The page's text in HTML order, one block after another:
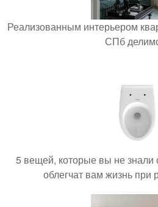
Реализованным интерьером
СПб
5 вещей, которые вы не знали
облегчат вам жизнь при